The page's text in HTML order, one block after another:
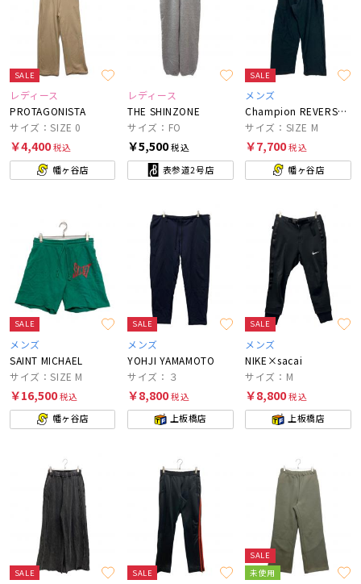
SALE
レディース
PROTAGONISTA
サイズ：SIZE 0
￥4,400税込
幡ヶ谷店
レディース
THE SHINZONE
サイズ：FO
￥5,500税込
表参道2号店
SALE
メンズ
Champion REVERSE WEAVE×WIDE DAD
サイズ：SIZE M
￥7,700税込
幡ヶ谷店
SALE
メンズ
SAINT MICHAEL
サイズ：SIZE M
￥16,500税込
幡ヶ谷店
SALE
メンズ
YOHJI YAMAMOTO
サイズ：３
￥8,800税込
上板橋店
SALE
メンズ
NIKE×sacai
サイズ：M
￥8,800税込
上板橋店
SALE SALE
SALE
未使用